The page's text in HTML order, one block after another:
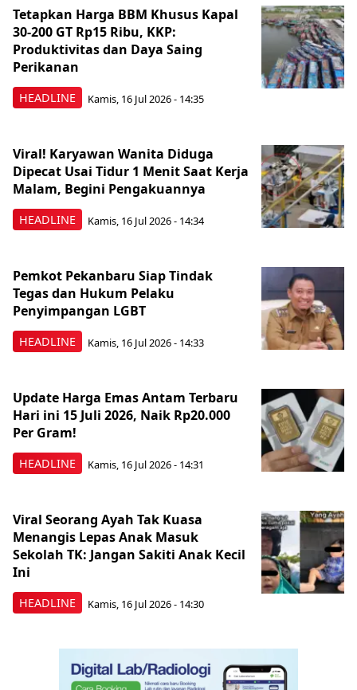
HEADLINE
Tetapkan Harga BBM Khusus Kapal
30-200 GT Rp15 Ribu, KKP:
Produktivitas dan Daya Saing
Perikanan
Kamis, 16 Jul 2026 - 14:35
HEADLINE
Viral! Karyawan Wanita Diduga
Dipecat Usai Tidur 1 Menit Saat Kerja
Malam, Begini Pengakuannya
Kamis, 16 Jul 2026 - 14:34
HEADLINE
Pemkot Pekanbaru Siap Tindak
Tegas dan Hukum Pelaku
Penyimpangan LGBT
Kamis, 16 Jul 2026 - 14:33
HEADLINE
Update Harga Emas Antam Terbaru
Hari ini 15 Juli 2026, Naik Rp20.000
Per Gram!
Kamis, 16 Jul 2026 - 14:31
HEADLINE
Viral Seorang Ayah Tak Kuasa
Menangis Lepas Anak Masuk
Sekolah TK: Jangan Sakiti Anak Kecil
Ini
Kamis, 16 Jul 2026 - 14:30